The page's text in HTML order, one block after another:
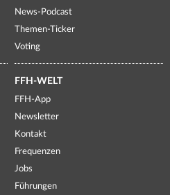
News-Podcast
Themen-Ticker
Voting
FFH-WELT
FFH-App
Newsletter
Kontakt
Frequenzen
Jobs
Führungen